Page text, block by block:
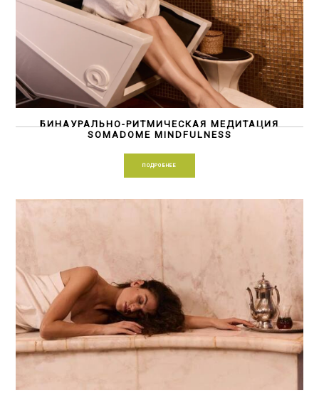
БИНАУРАЛЬНО-РИТМИЧЕСКАЯ МЕДИТАЦИЯ
SOMADOME MINDFULNESS
ПОДРОБНЕЕ